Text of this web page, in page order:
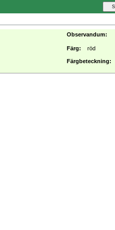
Observandum:
Färg: röd
Färgbeteckning: